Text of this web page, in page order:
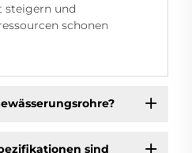
steigern und
schonen
sind